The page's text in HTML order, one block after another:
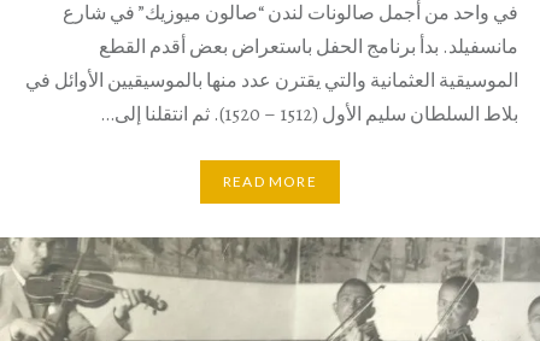
في واحد من أجمل صالونات لندن “صالون ميوزيك” في شارع
مانسفيلد. بدأ برنامج الحفل باستعراض بعض أقدم القطع
الموسيقية العثمانية والتي يقترن عدد منها بالموسيقيين الأوائل في
بلاط السلطان سليم الأول (1512 – 1520). ثم انتقلنا إلى…
READ MORE